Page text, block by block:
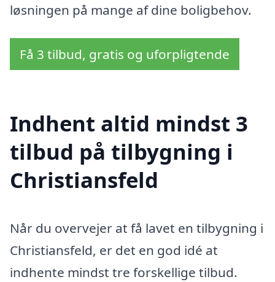
løsningen på mange af dine boligbehov.
Få 3 tilbud, gratis og uforpligtende
Indhent altid mindst 3
tilbud på tilbygning i
Christiansfeld
Når du overvejer at få lavet en tilbygning i
Christiansfeld, er det en god idé at
indhente mindst tre forskellige tilbud.